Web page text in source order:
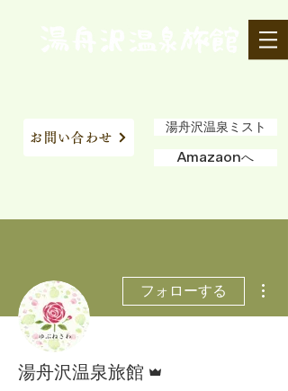
お問い合わせ
Amazaonへ
湯舟沢温泉ミスト
フォローする
湯舟沢温泉旅館